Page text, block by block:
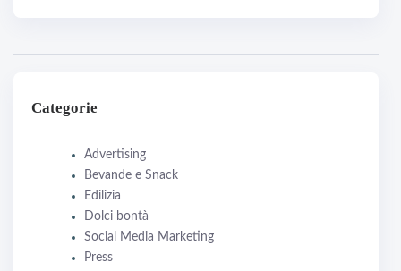
Categorie
Advertising
Bevande e Snack
Edilizia
Dolci bontà
Social Media Marketing
Press